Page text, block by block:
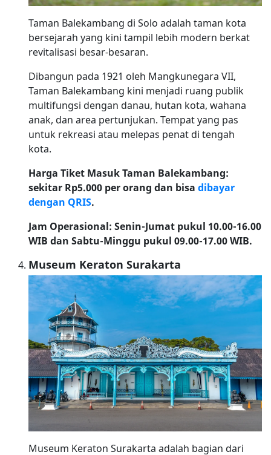
Taman Balekambang di Solo adalah taman kota
bersejarah yang kini tampil lebih modern berkat
revitalisasi besar-besaran.
Dibangun pada 1921 oleh Mangkunegara VII,
Taman Balekambang kini menjadi ruang publik
multifungsi dengan danau, hutan kota, wahana
anak, dan area pertunjukan. Tempat yang pas
untuk rekreasi atau melepas penat di tengah
kota.
Harga Tiket Masuk Taman Balekambang:
sekitar Rp5.000 per orang dan bisa dibayar
dengan QRIS.
Jam Operasional: Senin-Jumat pukul 10.00-16.00
WIB dan Sabtu-Minggu pukul 09.00-17.00 WIB.
Museum Keraton Surakarta
Museum Keraton Surakarta adalah bagian dari